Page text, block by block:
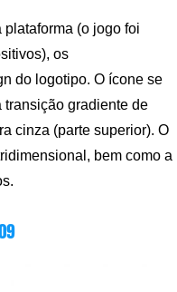
(o jogo foi
os
do logotipo. O ícone se
transição gradiente de
cinza (parte superior). O
bem como a